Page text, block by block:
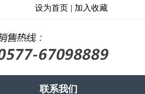
设为首页 | 加入收藏
联系我们